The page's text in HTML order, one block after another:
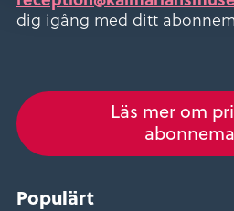
dig igång med ditt
Läs mer om
Populärt